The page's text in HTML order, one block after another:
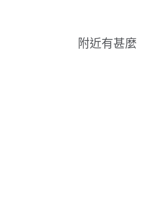
附近有甚麼